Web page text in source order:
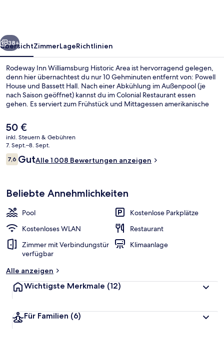
Weiter
38+
ÜbersichtZimmerLageRichtlinien
Rodeway Inn Williamsburg Historic Area ist hervorragend gelegen,
denn hier übernachtest du nur 10 Gehminuten entfernt von: Powell
House und Bassett Hall. Nach einer Abkühlung im Außenpool (je
nach Saison geöffnet) kannst du im Colonial Restaurant essen
gehen. Es serviert zum Frühstück und Mittagessen amerikanische
Die Zimmer sind mit Kühlschränken und Mikrowellen versehen.
Andere Reisende lieben den Pool und das hilfsbereite Personal.
Der
aktuelle
Preis
beträgt
50 €.
50 €
inkl. Steuern & Gebühren
7. Sept.–8. Sept.
Bewertungen
7,67,6 von 10.
GutAlle 1.008 Bewertungen anzeigen
Beliebte Annehmlichkeiten
Pool
Kostenlose Parkplätze
Kostenloses WLAN
Restaurant
Zimmer mit Verbindungstür
verfügbar
Klimaanlage
Alle anzeigen
Wichtigste Merkmale (12)
Für Familien (6)